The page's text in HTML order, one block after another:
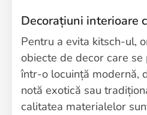
Decorațiuni interioare
Pentru a evita kitsch-ul,
obiecte de decor care
într-o locuință modernă,
notă exotică sau
calitatea materialelor